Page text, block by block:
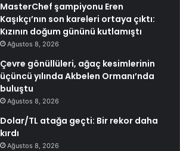
MasterChef şampiyonu Eren
Kaşıkçı’nın son kareleri ortaya çıktı:
Kızının doğum gününü kutlamıştı
Ağustos 8, 2026
Çevre gönüllüleri, ağaç kesimlerinin
üçüncü yılında Akbelen Ormanı’nda
buluştu
Ağustos 8, 2026
Dolar/TL atağa geçti: Bir rekor daha
kırdı
Ağustos 8, 2026